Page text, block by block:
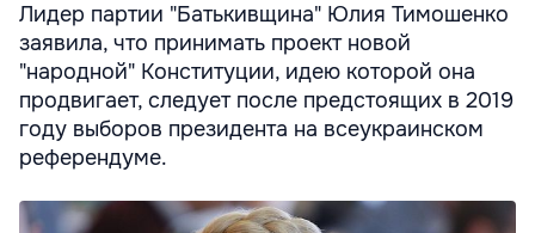
Лидер партии "Батькивщина" Юлия Тимошенко
заявила, что принимать проект новой
"народной" Конституции, идею которой она
продвигает, следует после предстоящих в 2019
году выборов президента на всеукраинском
референдуме.